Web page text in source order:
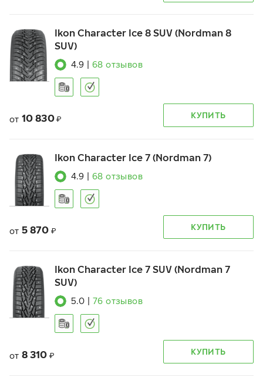
Ikon Character Ice 8 SUV (Nordman 8
SUV)
4.9 68 отзывов
от 10 830 ₽ КУПИТЬ
Ikon Character Ice 7 (Nordman 7)
4.9 68 отзывов
от 5 870 ₽ КУПИТЬ
Ikon Character Ice 7 SUV (Nordman 7
SUV)
5.0 76 отзывов
от 8 310 ₽ КУПИТЬ